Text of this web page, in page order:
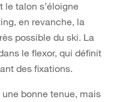
talon s’éloigne
en revanche, la
possible du ski. La
le flexor, qui définit
des fixations.
bonne tenue, mais